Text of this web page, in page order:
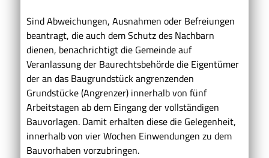
Sind Abweichungen, Ausnahmen oder Befreiungen
beantragt, die auch dem Schutz des Nachbarn
dienen, benachrichtigt die Gemeinde auf
Veranlassung der Baurechtsbehörde die Eigentümer
der an das Baugrundstück angrenzenden
Grundstücke (Angrenzer) innerhalb von fünf
Arbeitstagen ab dem Eingang der vollständigen
Bauvorlagen. Damit erhalten diese die Gelegenheit,
innerhalb von vier Wochen Einwendungen zu dem
Bauvorhaben vorzubringen.